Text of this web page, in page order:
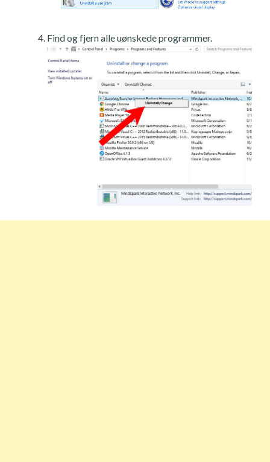
Find og fjern alle uønskede programmer.